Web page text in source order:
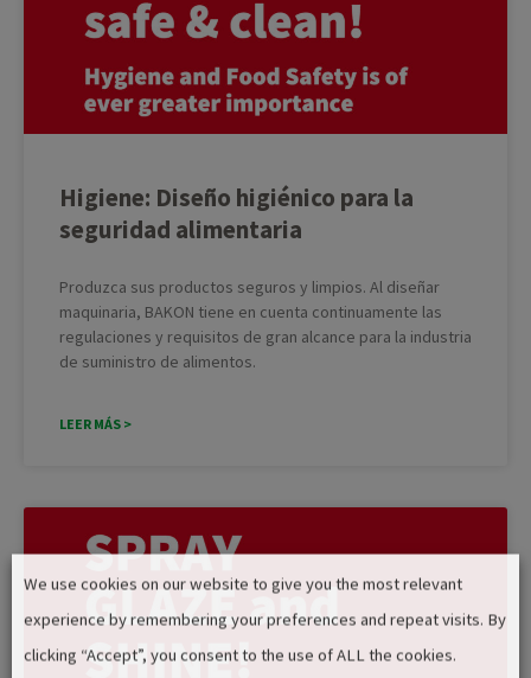
Higiene: Diseño higiénico para la
seguridad alimentaria
Produzca sus productos seguros y limpios. Al diseñar
maquinaria, BAKON tiene en cuenta continuamente las
regulaciones y requisitos de gran alcance para la industria
de suministro de alimentos.
LEER MÁS >
We use cookies on our website to give you the most relevant
experience by remembering your preferences and repeat visits. By
clicking “Accept”, you consent to the use of ALL the cookies.